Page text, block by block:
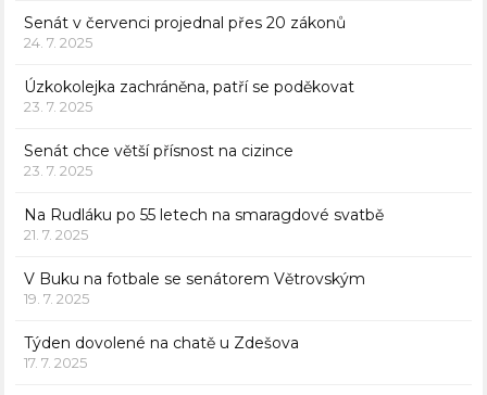
Senát v červenci projednal přes 20 zákonů
24. 7. 2025
Úzkokolejka zachráněna, patří se poděkovat
23. 7. 2025
Senát chce větší přísnost na cizince
23. 7. 2025
Na Rudláku po 55 letech na smaragdové svatbě
21. 7. 2025
V Buku na fotbale se senátorem Větrovským
19. 7. 2025
Týden dovolené na chatě u Zdešova
17. 7. 2025